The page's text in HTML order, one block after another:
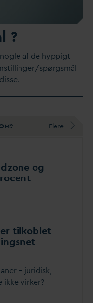
?
af de hyppigt
spørgsmål
Flere
og
tilkoblet
– juridisk,
ikke virker?